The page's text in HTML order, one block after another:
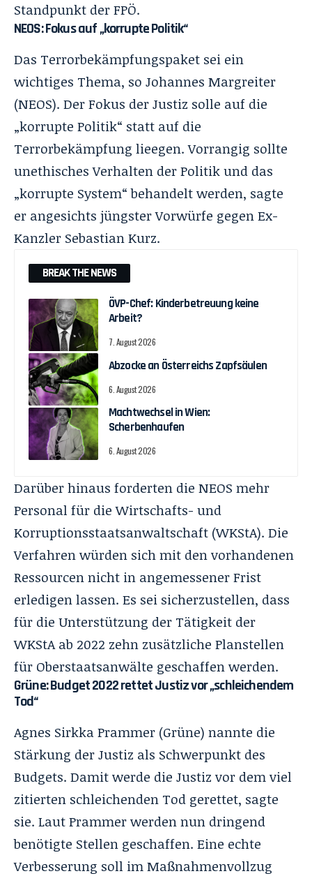
Standpunkt der FPÖ.
NEOS: Fokus auf „korrupte Politik“
Das Terrorbekämpfungspaket sei ein
wichtiges Thema, so Johannes Margreiter
(NEOS). Der Fokus der Justiz solle auf die
„korrupte Politik“ statt auf die
Terrorbekämpfung lieegen. Vorrangig sollte
unethisches Verhalten der Politik und das
„korrupte System“ behandelt werden, sagte
er angesichts jüngster Vorwürfe gegen Ex-
Kanzler Sebastian Kurz.
BREAK THE NEWS
ÖVP-Chef: Kinderbetreuung keine
Arbeit?
7. August 2026
Abzocke an Österreichs Zapfsäulen
6. August 2026
Machtwechsel in Wien:
Scherbenhaufen
6. August 2026
Darüber hinaus forderten die NEOS mehr
Personal für die Wirtschafts- und
Korruptionsstaatsanwaltschaft (WKStA). Die
Verfahren würden sich mit den vorhandenen
Ressourcen nicht in angemessener Frist
erledigen lassen. Es sei sicherzustellen, dass
für die Unterstützung der Tätigkeit der
WKStA ab 2022 zehn zusätzliche Planstellen
für Oberstaatsanwälte geschaffen werden.
Grüne: Budget 2022 rettet Justiz vor „schleichendem
Tod“
Agnes Sirkka Prammer (Grüne) nannte die
Stärkung der Justiz als Schwerpunkt des
Budgets. Damit werde die Justiz vor dem viel
zitierten schleichenden Tod gerettet, sagte
sie. Laut Prammer werden nun dringend
benötigte Stellen geschaffen. Eine echte
Verbesserung soll im Maßnahmenvollzug